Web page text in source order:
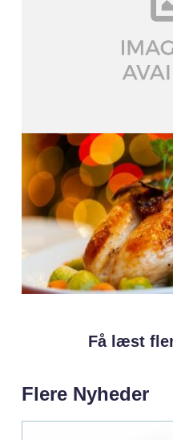
Få læst
Flere Nyheder